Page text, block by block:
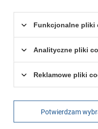
Timberland Euro
Funkcjonalne pliki
Analityczne pliki
Reklamowe pliki
Potwierdzam